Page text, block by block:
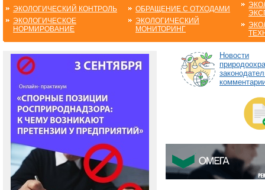
ЭКОЛОГИЧЕСКИЙ КОНТРОЛЬ
ЭКОЛОГИЧЕСКОЕ
НОРМИРОВАНИЕ
ОБРАЩЕНИЕ С ОТХОДАМИ
ЭКОЛОГИЧЕСКИЙ
МОНИТОРИНГ
Новости